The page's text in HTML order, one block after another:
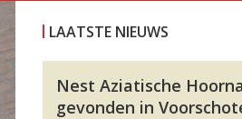
LAATSTE NIEUWS
Nest Aziatische
gevonden in